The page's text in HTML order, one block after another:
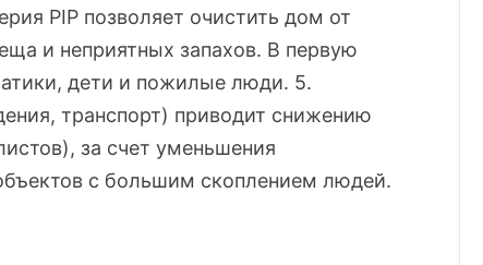
PIP позволяет очистить дом от
и неприятных запахов. В первую
дети и пожилые люди. 5.
транспорт) приводит снижению
за счет уменьшения
с большим скоплением людей.